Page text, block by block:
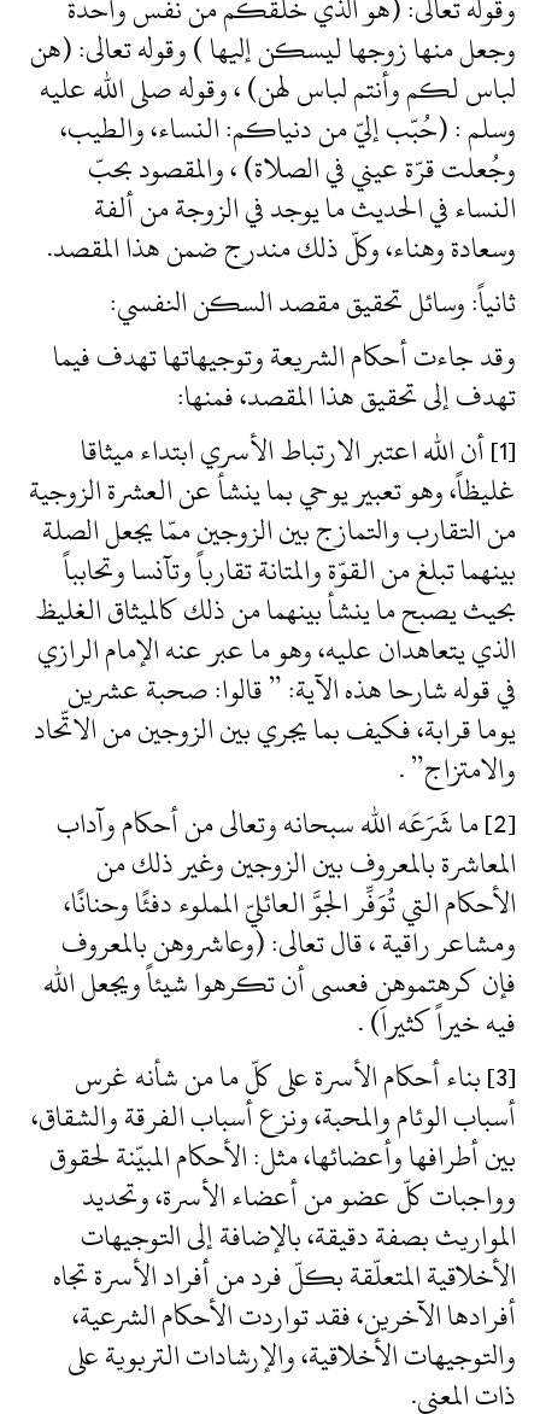
وجعل منها زوجها ليسكن إليها ) وقوله تعالى: (هن
لباس لكم وأنتم لباس لهن) ، وقوله صلى الله عليه
وسلم : (حُبّب إليّ من دنياكم: النساء، والطيب،
وجُعلت قرّة عيني في الصلاة) ، والمقصود بحبّ
النساء في الحديث ما يوجد في الزوجة من ألفة
وسعادة وهناء، وكلّ ذلك مندرج ضمن هذا المقصد.
ثانياً: وسائل تحقيق مقصد السكن النفسي:
وقد جاءت أحكام الشريعة وتوجيهاتها تهدف فيما
تهدف إلى تحقيق هذا المقصد، فمنها:
[1] أن الله اعتبر الارتباط الأسري ابتداء ميثاقا
غليظاً، وهو تعبير يوحي بما ينشأ عن العشرة الزوجية
من التقارب والتمازج بين الزوجين ممّا يجعل الصلة
بينهما تبلغ من القوّة والمتانة تقارباً وتآنسا وتحابباً
بحيث يصبح ما ينشأ بينهما من ذلك كالميثاق الغليظ
الذي يتعاهدان عليه، وهو ما عبر عنه الإمام الرازي
في قوله شارحا هذه الآية: ” قالوا: صحبة عشرين
يوما قرابة، فكيف بما يجري بين الزوجين من الاتّحاد
والامتزاج” .
[2] ما شَرَعَه الله سبحانه وتعالى من أحكام وآداب
المعاشرة بالمعروف بين الزوجين وغير ذلك من
الأحكام التي تُوَفِّر الجوَّ العائليّ المملوء دفئًا وحنانًا،
ومشاعر راقية ، قال تعالى: (وعاشروهن بالمعروف
فإن كرهتموهن فعسى أن تكرهوا شيئاً ويجعل الله
فيه خيراً كثيراَ) .
[3] بناء أحكام الأسرة على كلّ ما من شأنه غرس
أسباب الوئام والمحبة، ونزع أسباب الفرقة والشقاق،
بين أطرافها وأعضائها، مثل: الأحكام المبيّنة لحقوق
وواجبات كلّ عضو من أعضاء الأسرة، وتحديد
المواريث بصفة دقيقة، بالإضافة إلى التوجيهات
الأخلاقية المتعلّقة بكلّ فرد من أفراد الأسرة تجاه
أفرادها الآخرين، فقد تواردت الأحكام الشرعية،
والتوجيهات الأخلاقية، والإرشادات التربوية على
ذات المعنى.